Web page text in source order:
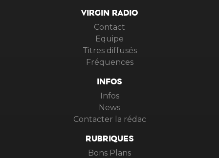
VIRGIN RADIO
Contact
Equipe
Titres diffusés
Fréquences
INFOS
Infos
News
Contacter la rédac
RUBRIQUES
Bons Plans